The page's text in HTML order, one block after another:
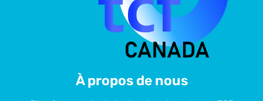
À propos de nous